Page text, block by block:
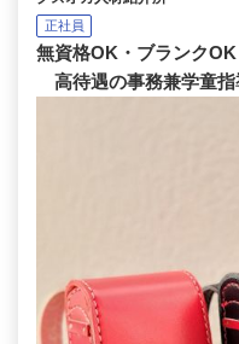
正社員
無資格OK・ブランク
高待遇の事務兼学童指